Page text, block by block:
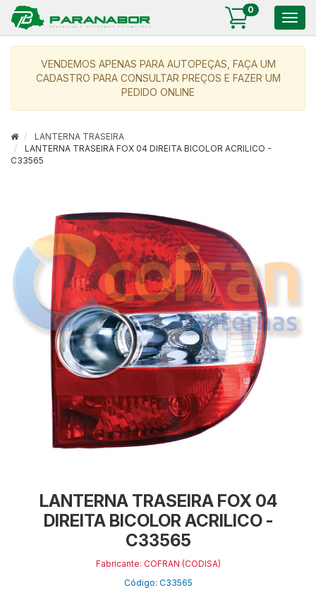
0
VENDEMOS APENAS PARA AUTOPEÇAS, FAÇA UM
CADASTRO PARA CONSULTAR PREÇOS E FAZER UM
PEDIDO ONLINE
LANTERNA TRASEIRA
LANTERNA TRASEIRA FOX 04 DIREITA BICOLOR ACRILICO -
C33565
LANTERNA TRASEIRA FOX 04
DIREITA BICOLOR ACRILICO -
C33565
Fabricante: COFRAN (CODISA)
Código: C33565